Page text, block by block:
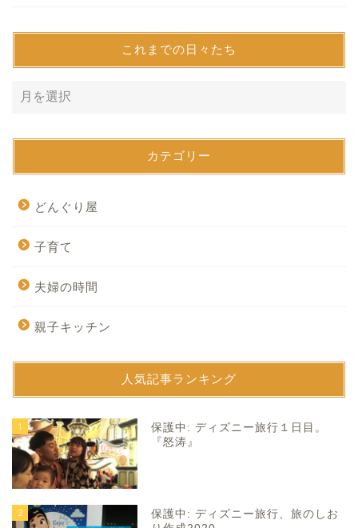
これまでの日々たち
カテゴリー
どんぐり屋
子育て
夫婦の時間
親子キッチン
人気記事ランキング
1
保護中: ディズニー旅行１日目。
『怒涛』
2
保護中: ディズニー旅行、旅のしお